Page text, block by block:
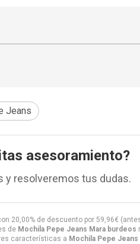
20,00% de descuento por 59,96€
de Mochila Pepe Jeans Mara burdeos
características a Mochila Pepe
Jeans
asesoramiento?
y resolveremos tus dudas.